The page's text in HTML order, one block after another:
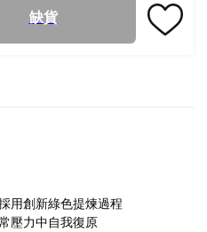
缺貨
用創新綠色提煉過程
壓力中自我復原